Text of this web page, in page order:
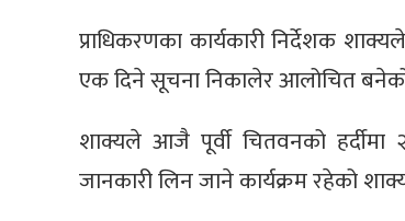
प्राधिकरणका कार्यकारी निर्देशक
एक दिने सूचना निकालेर आलोचित बनेको
शाक्यले आजै पूर्वी चितवनको हर्दीमा
जानकारी लिन जाने कार्यक्रम रहेको